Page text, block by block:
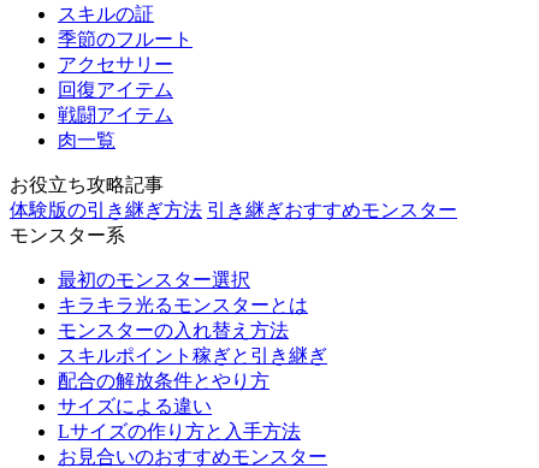
スキルの証
季節のフルート
アクセサリー
回復アイテム
戦闘アイテム
肉一覧
お役立ち攻略記事
体験版の引き継ぎ方法 引き継ぎおすすめモンスター
モンスター系
最初のモンスター選択
キラキラ光るモンスターとは
モンスターの入れ替え方法
スキルポイント稼ぎと引き継ぎ
配合の解放条件とやり方
サイズによる違い
Lサイズの作り方と入手方法
お見合いのおすすめモンスター